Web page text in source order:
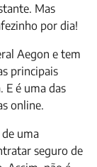
Mas
por dia!
Aegon e tem
principais
E é uma das
online.
uma
seguro de